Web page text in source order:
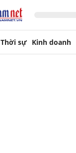
Thời sự Kinh doanh